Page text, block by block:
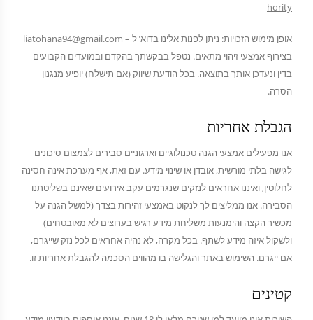
hority
אופן מימוש הזכויות: ניתן לפנות אלינו בדוא"ל – liatohana94@gmail.com
בצירוף אמצעי זיהוי מתאים. נטפל בבקשתך בהקדם ובמועדים הקבועים
בדין ונעדכן אותך בתוצאה. בכל הודעת שיווק (אם תישלח) יופיע מנגנון
הסרה.
הגבלת אחריות
אנו מפעילים אמצעי הגנה טכנולוגיים וארגוניים סבירים לצמצום סיכונים
לגישה בלתי מורשית, אובדן או שינוי מידע. עם זאת, אף מערכת אינה חסינה
לחלוטין, ואיננו אחראים לנזקים שנגרמים עקב אירועים שאינם בשליטתנו
הסבירה. אנו ממליצים לך לנקוט באמצעי זהירות בצדך (למשל הגנה על
מכשיר הקצה והימנעות משליחת מידע רגיש בערוצים לא מאובטחים)
ולשקול איזה מידע לשתף. בכל מקרה, לא נהיה אחראים לכל נזק שייגרם,
אם ייגרם. השימוש באתר והגלישה בו מהווים הסכמה להגבלת אחריות זו.
קטינים